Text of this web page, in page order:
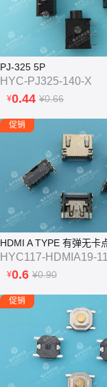
PJ-325 5P
HYC-PJ325-140-X
¥0.44 ¥0.66
促销
HDMI A TYPE 有弹无卡
HYC117-HDMIA19-
¥0.6 ¥0.90
促销